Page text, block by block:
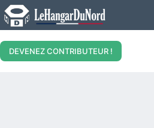
Skip
to
content
DEVENEZ CONTRIBUTEUR !